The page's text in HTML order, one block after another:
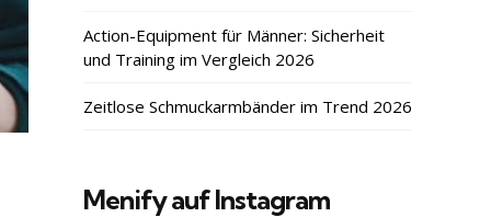
Action-Equipment für Männer: Sicherheit
und Training im Vergleich 2026
Zeitlose Schmuckarmbänder im Trend 2026
Menify auf Instagram